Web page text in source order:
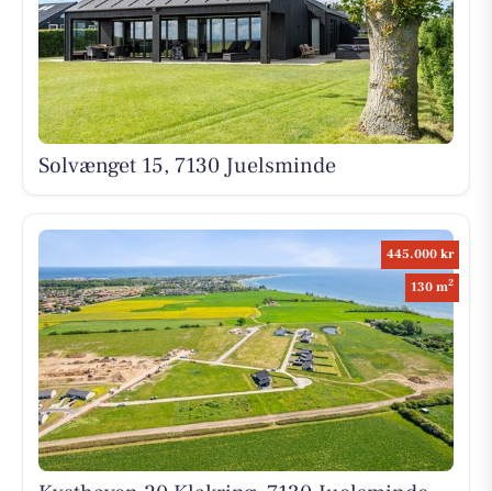
Solvænget 15, 7130 Juelsminde
445.000 kr
130 m2